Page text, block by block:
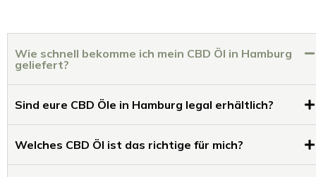
Wie schnell bekomme ich mein CBD Öl in Hamburg
geliefert?
Sind eure CBD Öle in Hamburg legal erhältlich?
Welches CBD Öl ist das richtige für mich?